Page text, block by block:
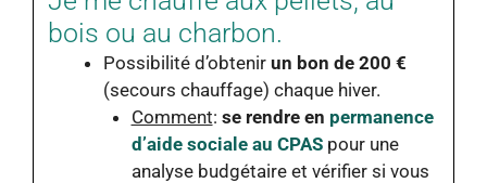
bois ou au charbon.
Possibilité d’obtenir un bon de 200 €
(secours chauffage) chaque hiver.
Comment: se rendre en permanence
d’aide sociale au CPASpour une
analyse budgétaire et vérifier si vous